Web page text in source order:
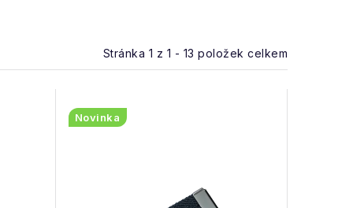
Stránka 1 z 1 - 13 položek celkem
Novinka